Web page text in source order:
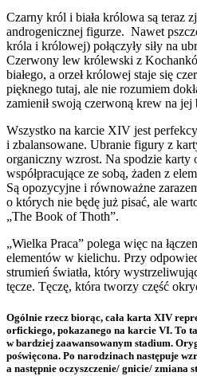
Czarny król i biała królowa są teraz
androgenicznej figurze. Nawet
króla i królowej) połączyły siły na
Czerwony lew królewski z
białego, a orzeł królowej staje się
pięknego tutaj, ale nie rozumiem
zamienił swoją czerwoną krew na jej
Wszystko na karcie XIV jest
i zbalansowane. Ubranie figury z
organiczny wzrost. Na spodzie karty
współpracujące ze sobą, żaden z
Są opozycyjne i równoważne
o których nie będę już pisać, ale
„The Book of Thoth”.
„Wielka Praca” polega więc na
elementów w kielichu. Przy
strumień światła, który
tęcze. Tęczę, która tworzy część
Ogólnie rzecz biorąc, cała karta XIV
orfickiego, pokazanego na karcie VI. To
w bardziej zaawansowanym stadium.
poświęcona. Po narodzinach następuje
a następnie oczyszczenie/ gnicie/ zmiana